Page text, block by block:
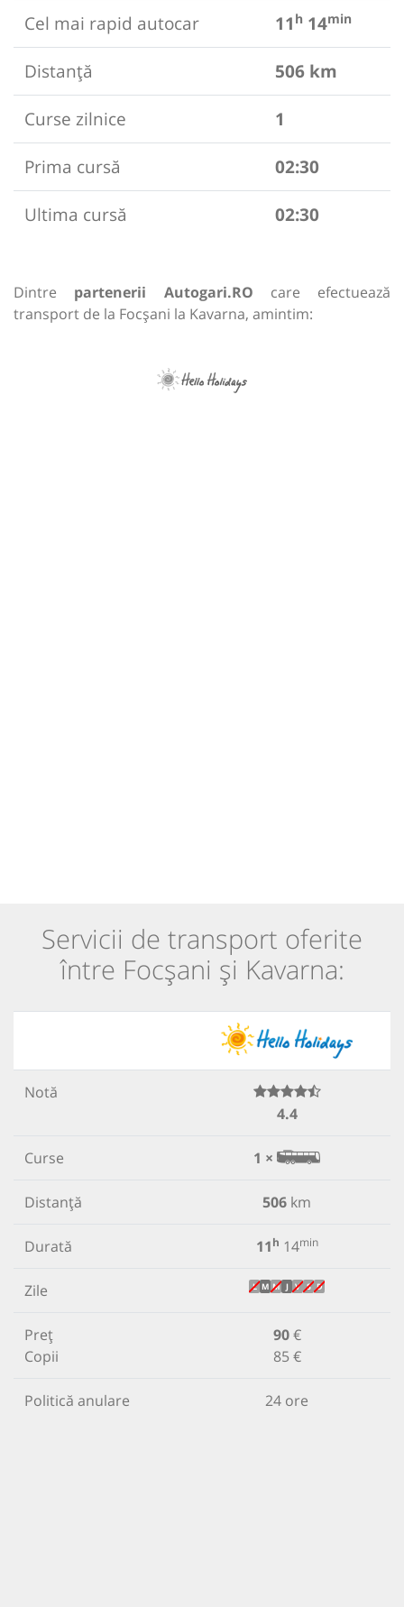
Cel mai rapid autocar
11 h 14min
Distanță
506 km
Curse zilnice
1
Prima cursă
02:30
Ultima cursă
02:30
Dintre partenerii Autogari.RO care efectuează
transport de la Focșani la Kavarna, amintim:
Servicii de transport oferite
între Focșani și Kavarna:
Notă
4.4
Curse 1 ×
Distanță 506 km
Durată 11h 14min
Zile L M M J V S D
Preț
Copii
90€
85 €
Politică anulare 24 ore